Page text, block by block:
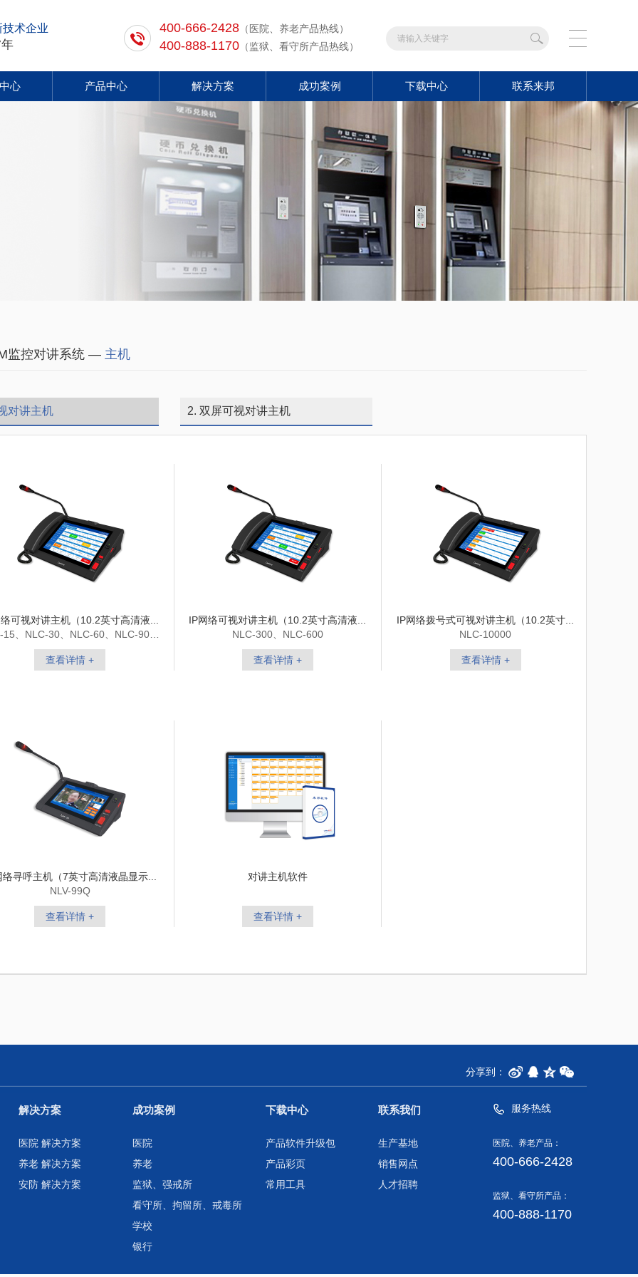
技术企业 400-666-2428 （医院、养老产品热线）
400-888-1170 （监狱、看守所产品热线）
心 产品中心 解决方案 成功案例 下载中心 联系来邦
监控对讲系统 — 主机
对讲主机 2. 双屏可视对讲主机
可视对讲主机（10.2英寸高清液...
15、NLC-30、NLC-60、NLC-90、
NLC-120
查看详情 +
IP网络可视对讲主机（10.2英寸高清液...
NLC-300、NLC-600
查看详情 +
IP网络拨号式可视对讲主机（10.2英寸...
NLC-10000
查看详情 +
络寻呼主机（7英寸高清液晶显示...
NLV-99Q
查看详情 +
对讲主机软件
查看详情 +
分享到：
解决方案
医院 解决方案
养老 解决方案
安防 解决方案
成功案例
医院
养老
监狱、强戒所
看守所、拘留所、戒毒所
学校
银行
下载中心
产品软件升级包
产品彩页
常用工具
联系我们
生产基地
销售网点
人才招聘
服务热线
医院、养老产品：
400-666-2428
监狱、看守所产品：
400-888-1170